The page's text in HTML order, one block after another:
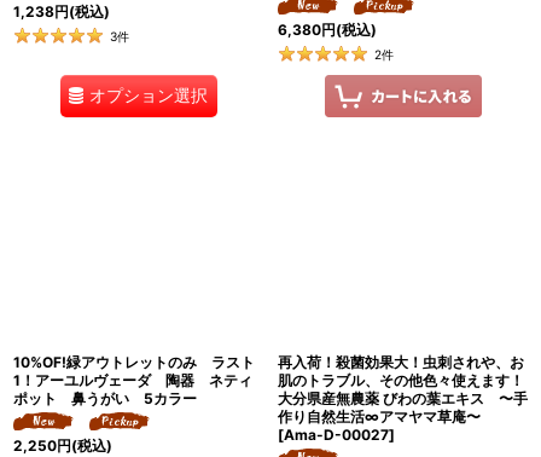
1,238円(税込)
3件
オプション選択
6,380円(税込)
2件
10%OF!緑アウトレットのみ ラスト
1！アーユルヴェーダ 陶器 ネティ
ポット 鼻うがい 5カラー
2,250円(税込)
再入荷！殺菌効果大！虫刺されや、お
肌のトラブル、その他色々使えます！
大分県産無農薬 びわの葉エキス 〜手
作り自然生活∞アマヤマ草庵〜
[Ama-D-00027]